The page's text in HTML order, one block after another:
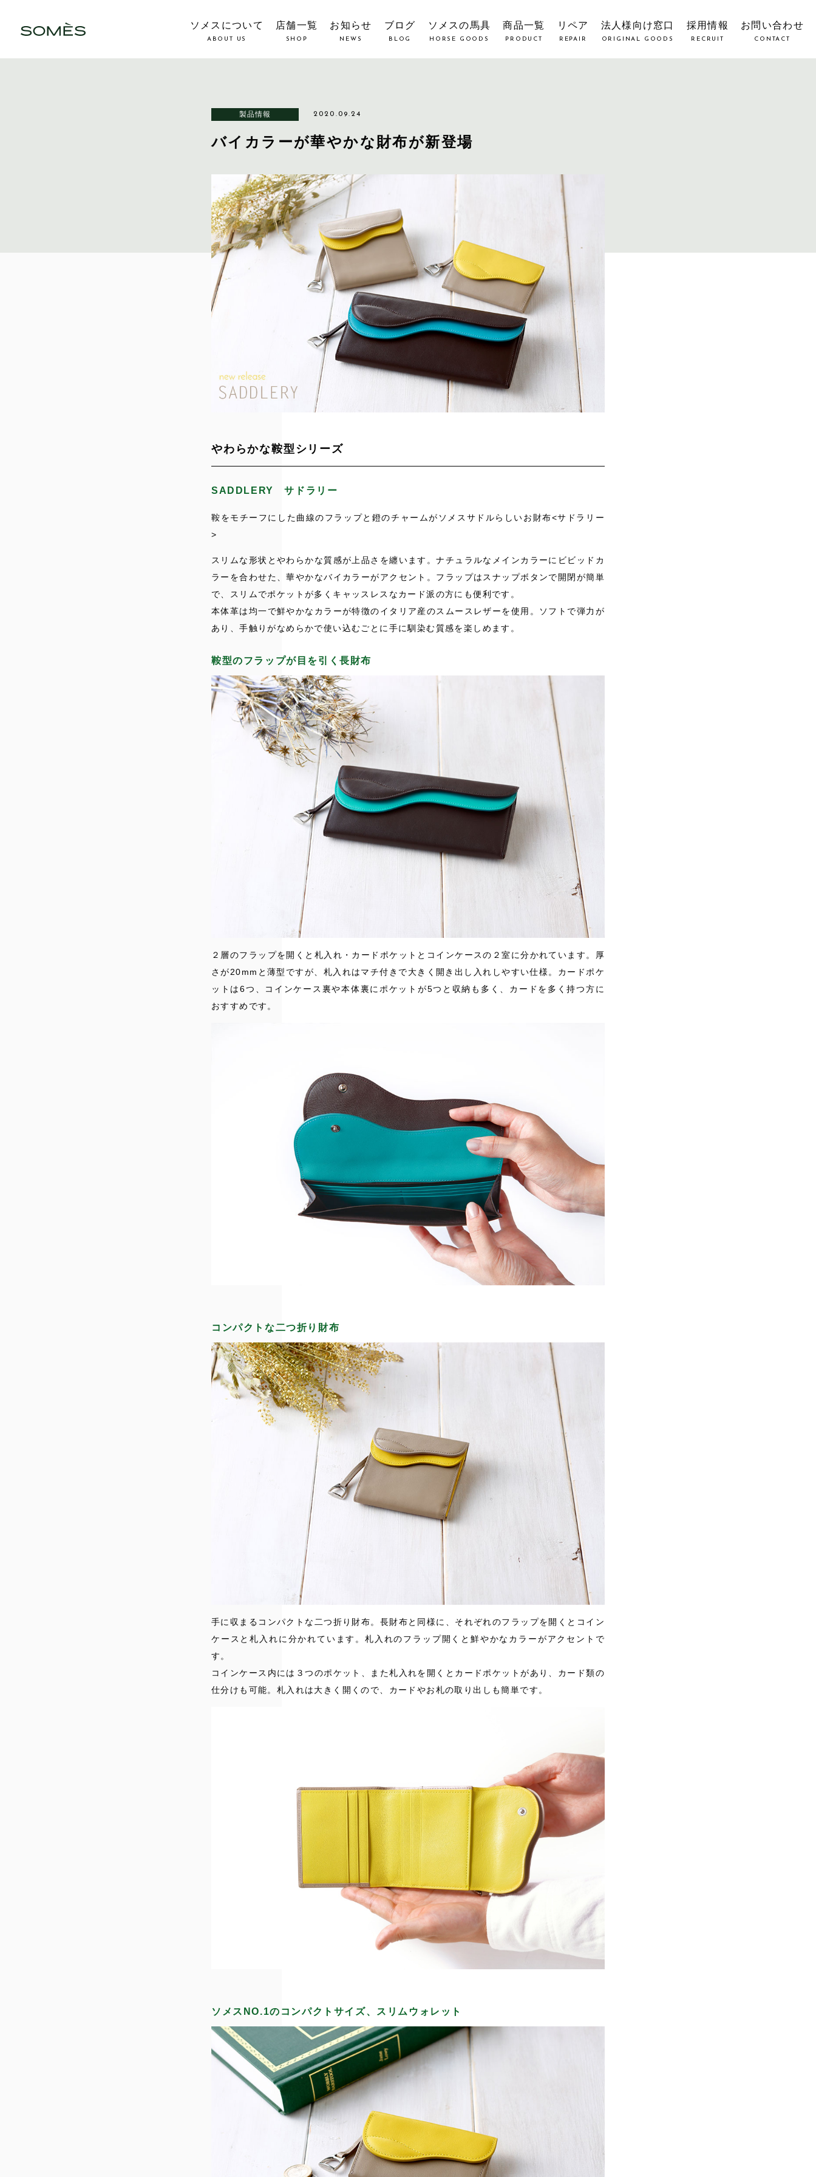
ソメスについて
ABOUT US
店舗一覧
SHOP
お知らせ
NEWS
ブログ
BLOG
ソメスの馬具
HORSE GOODS
商品一覧
PRODUCT
リペア
REPAIR
法人様向け窓口
ORIGINAL GOODS
採用情報
RECRUIT
お問い合わせ
CONTACT
製品情報 2020.09.24
バイカラーが華やかな財布が新登場
やわらかな鞍型シリーズ
SADDLERY サドラリー
鞍をモチーフにした曲線のフラップと鐙のチャームがソメスサドルらしいお財布<サドラリー
>
スリムな形状とやわらかな質感が上品さを纏います。ナチュラルなメインカラーにビビッドカ
ラーを合わせた、華やかなバイカラーがアクセント。フラップはスナップボタンで開閉が簡単
で、スリムでポケットが多くキャッスレスなカード派の方にも便利です。
本体革は均一で鮮やかなカラーが特徴のイタリア産のスムースレザーを使用。ソフトで弾力が
あり、手触りがなめらかで使い込むごとに手に馴染む質感を楽しめます。
鞍型のフラップが目を引く長財布
２層のフラップを開くと札入れ・カードポケットとコインケースの２室に分かれています。厚
さが20mmと薄型ですが、札入れはマチ付きで大きく開き出し入れしやすい仕様。カードポケ
ットは6つ、コインケース裏や本体裏にポケットが5つと収納も多く、カードを多く持つ方に
おすすめです。
コンパクトな二つ折り財布
手に収まるコンパクトな二つ折り財布。長財布と同様に、それぞれのフラップを開くとコイン
ケースと札入れに分かれています。札入れのフラップ開くと鮮やかなカラーがアクセントで
す。
コインケース内には３つのポケット、また札入れを開くとカードポケットがあり、カード類の
仕分けも可能。札入れは大きく開くので、カードやお札の取り出しも簡単です。
ソメスNO.1のコンパクトサイズ、スリムウォレット